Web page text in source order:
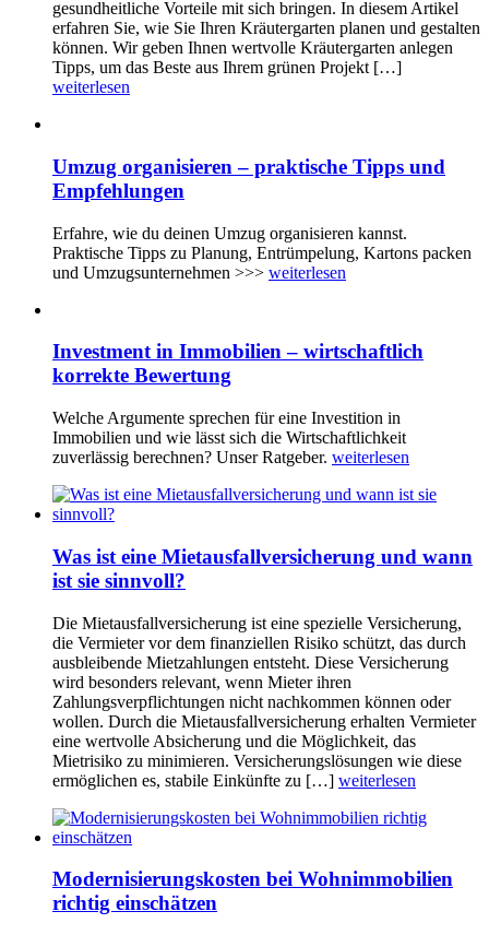
gesundheitliche Vorteile mit sich bringen. In diesem Artikel
erfahren Sie, wie Sie Ihren Kräutergarten planen und gestalten
können. Wir geben Ihnen wertvolle Kräutergarten anlegen
Tipps, um das Beste aus Ihrem grünen Projekt […]
weiterlesen
Umzug organisieren – praktische Tipps und
Empfehlungen
Erfahre, wie du deinen Umzug organisieren kannst.
Praktische Tipps zu Planung, Entrümpelung, Kartons packen
und Umzugsunternehmen >>> weiterlesen
Investment in Immobilien – wirtschaftlich
korrekte Bewertung
Welche Argumente sprechen für eine Investition in
Immobilien und wie lässt sich die Wirtschaftlichkeit
zuverlässig berechnen? Unser Ratgeber. weiterlesen
Was ist eine Mietausfallversicherung und wann
ist sie sinnvoll?
Die Mietausfallversicherung ist eine spezielle Versicherung,
die Vermieter vor dem finanziellen Risiko schützt, das durch
ausbleibende Mietzahlungen entsteht. Diese Versicherung
wird besonders relevant, wenn Mieter ihren
Zahlungsverpflichtungen nicht nachkommen können oder
wollen. Durch die Mietausfallversicherung erhalten Vermieter
eine wertvolle Absicherung und die Möglichkeit, das
Mietrisiko zu minimieren. Versicherungslösungen wie diese
ermöglichen es, stabile Einkünfte zu […] weiterlesen
Modernisierungskosten bei Wohnimmobilien
richtig einschätzen